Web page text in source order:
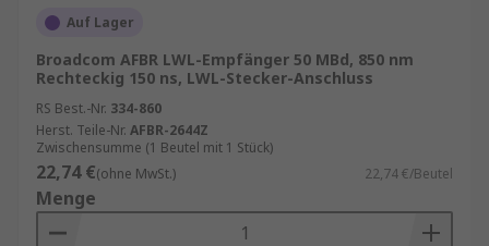
Auf Lager
Broadcom AFBR LWL-Empfänger 50 MBd, 850 nm
Rechteckig 150 ns, LWL-Stecker-Anschluss
RS Best.-Nr. 334-860
Herst. Teile-Nr. AFBR-2644Z
Zwischensumme (1 Beutel mit 1 Stück)
22,74 €(ohne MwSt.) 22,74 €/Beutel
Menge